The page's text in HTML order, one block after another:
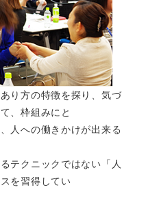
り方の特徴を探り、気づ
、枠組みにと
人への働きかけが出来る
テクニックではない「人
を習得してい